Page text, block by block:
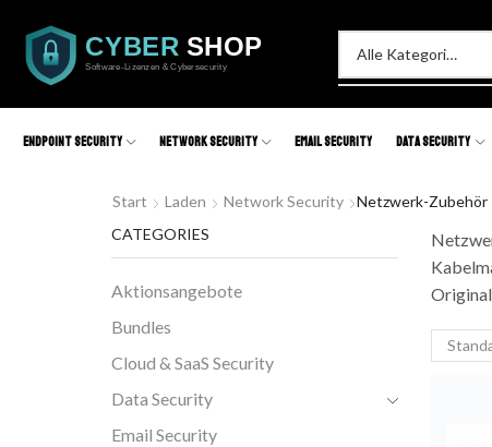
Endpoint Security Network Security Email Security Data Security
Start Laden Network Security Netzwerk-Zubehör
CATEGORIES
Aktionsangebote
Bundles
Cloud & SaaS Security
Data Security
Email Security